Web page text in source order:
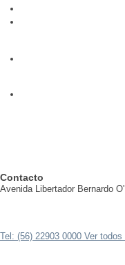
Contacto
Avenida Libertador Bernardo
Tel: (56) 22903 0000 Ver todos